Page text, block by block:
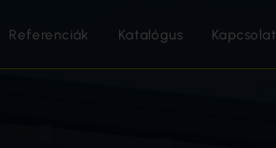
Referenciák Katalógus Kapcsolat